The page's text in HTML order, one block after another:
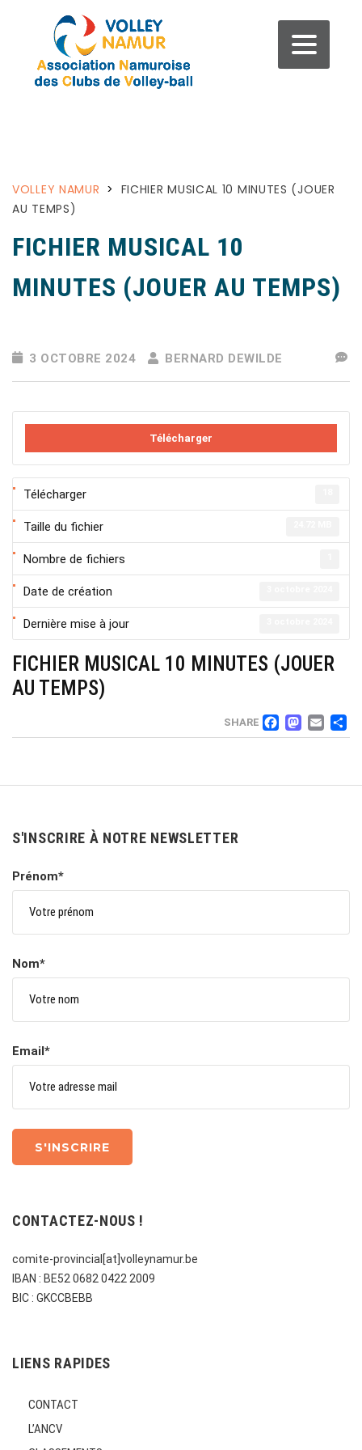
VOLLEY NAMUR > FICHIER MUSICAL 10 MINUTES (JOUER
AU TEMPS)
FICHIER MUSICAL 10
MINUTES (JOUER AU TEMPS)
3 OCTOBRE 2024 BERNARD DEWILDE
Télécharger
Télécharger
Taille du fichier
Nombre de fichiers
Date de création
Dernière mise à jour
FICHIER MUSICAL 10 MINUTES (JOUER
AU TEMPS)
SHARE
S'INSCRIRE À NOTRE NEWSLETTER
Prénom*
Nom*
Email*
CONTACTEZ-NOUS !
comite-provincial[at]volleynamur.be
IBAN : BE52 0682 0422 2009
BIC : GKCCBEBB
LIENS RAPIDES
CONTACT
L’ANCV